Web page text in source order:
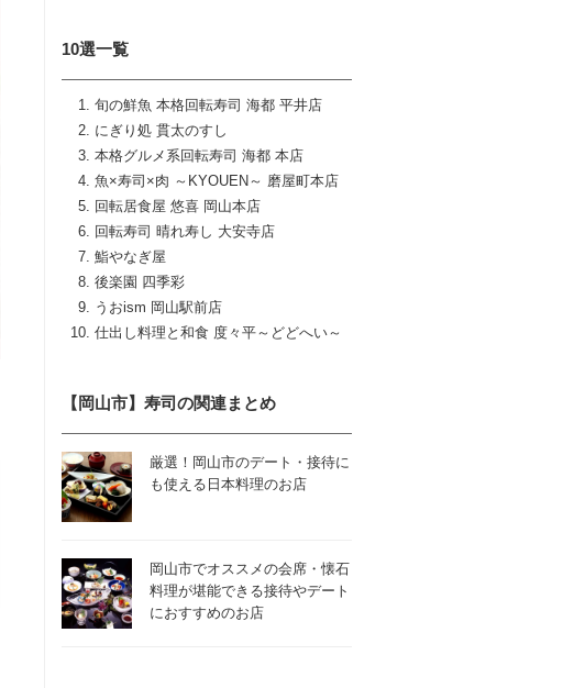
10選一覧
旬の鮮魚 本格回転寿司 海都 平井店
にぎり処 貫太のすし
本格グルメ系回転寿司 海都 本店
魚×寿司×肉 ～KYOUEN～ 磨屋町本店
回転居食屋 悠喜 岡山本店
回転寿司 晴れ寿し 大安寺店
鮨やなぎ屋
後楽園 四季彩
うおism 岡山駅前店
仕出し料理と和食 度々平～どどへい～
【岡山市】寿司の関連まとめ
厳選！岡山市のデート・接待に
も使える日本料理のお店
岡山市でオススメの会席・懐石
料理が堪能できる接待やデート
におすすめのお店